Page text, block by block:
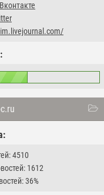
4510
1612
36%